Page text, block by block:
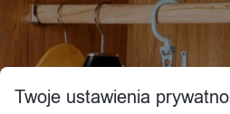
Twoje ustawienia